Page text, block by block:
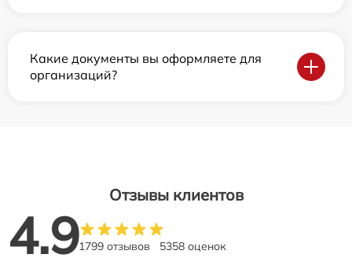
Какие документы вы оформляете для
организаций?
Отзывы клиентов
4.91799 отзывов 5358 оценок